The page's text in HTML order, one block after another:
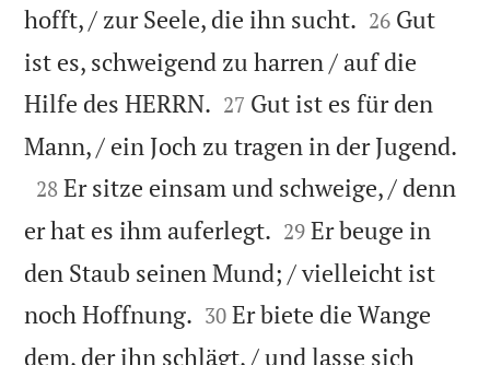
hofft, / zur Seele, die ihn sucht. 

26 Gut
ist es, schweigend zu harren / auf die
Hilfe des HERRN. 

27 Gut ist es für den
Mann, / ein Joch zu tragen in der Jugend.

28 Er sitze einsam und schweige, / denn
er hat es ihm auferlegt. 

29 Er beuge in
den Staub seinen Mund; / vielleicht ist
noch Hoffnung. 

30 Er biete die Wange
dem, der ihn schlägt, / und lasse sich